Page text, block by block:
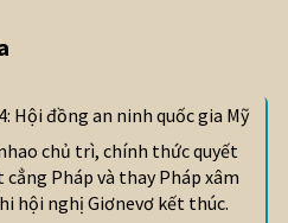
Hội đồng an ninh quốc gia Mỹ
chủ trì, chính thức quyết
Pháp và thay Pháp xâm
hội nghị Giơnevơ kết thúc.